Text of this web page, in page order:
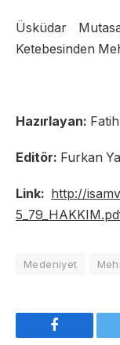
Üsküdar
Ketebesinden
Hazırlayan:
Editör: Furkan
Link:
http://
Medeniyet
Facebook